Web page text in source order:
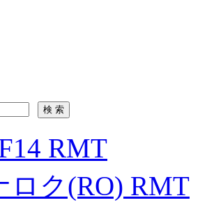
RMT
ロク(RO) RMT